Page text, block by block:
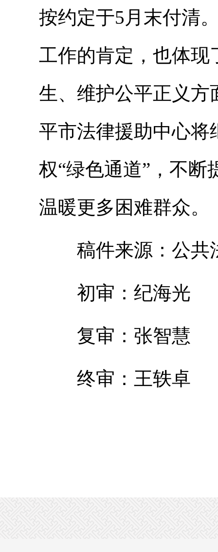
按约定于5月末付清
工作的肯定，也体现
生、维护公平正义方
平市法律援助中心将
权“绿色通道”，不断
温暖更多困难群众。
稿件来源：公共
初审：纪海光
复审：张智慧
终审：王轶卓